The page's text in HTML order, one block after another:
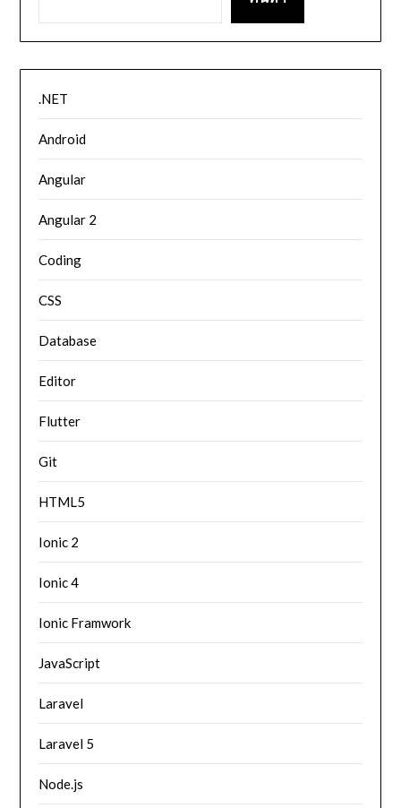
.NET
Android
Angular
Angular 2
Coding
CSS
Database
Editor
Flutter
Git
HTML5
Ionic 2
Ionic 4
Ionic Framwork
JavaScript
Laravel
Laravel 5
Node.js